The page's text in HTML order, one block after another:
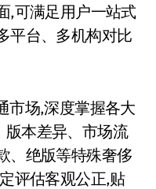
,可满足用户一站式
平台、多机构对比
市场,深度掌握各大
本差异、市场流
、绝版等特殊奢侈
评估客观公正,贴